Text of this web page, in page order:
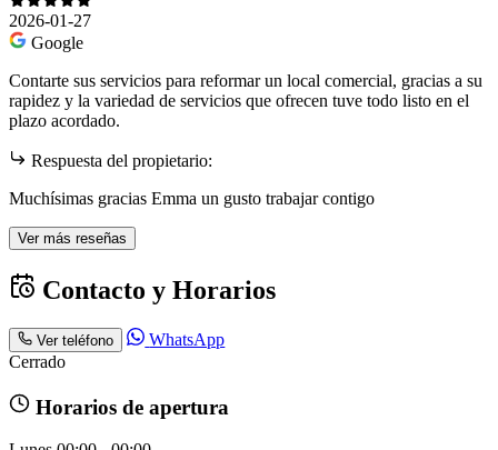
2026-01-27
Google
Contarte sus servicios para reformar un local comercial, gracias a su
rapidez y la variedad de servicios que ofrecen tuve todo listo en el
plazo acordado.
Respuesta del propietario:
Muchísimas gracias Emma un gusto trabajar contigo
Ver más reseñas
Contacto y Horarios
Ver teléfono
WhatsApp
Cerrado
Horarios de apertura